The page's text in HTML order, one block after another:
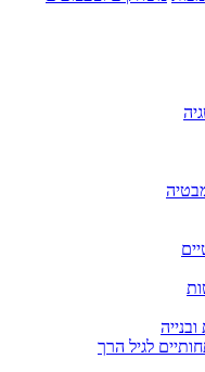
לגיל הרך